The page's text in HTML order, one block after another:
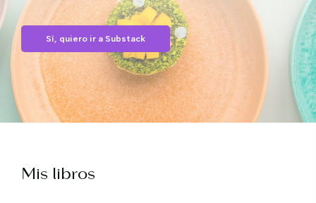
Sí, quiero ir a Substack
Mis libros